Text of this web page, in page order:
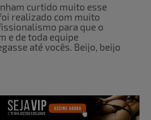
curtido muito esse
realizado com muito
para que o
e de toda equipe
até vocês. Beijo, beijo